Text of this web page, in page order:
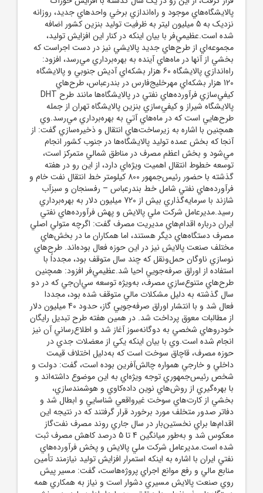
پالايشگاه‌هاي موجود و راه‌اندازي برخي واحد‌هاي جديد، روزانه
نزديک به 5 ميليون ليتر به ظرفيت توليد بنزين کشور اضافه
شده است.عظيمي‌فر با بيان اينکه در کنار اين افزايش توليد،
مجموعه‌اي از طرح‌هاي جديد پالايشي نيز در دست اجراست که
بخشي از آنها در ماه‌هاي آينده به بهره‌برداري مي‌رسد، افزود:
راه‌اندازي پالايشگاه 60 هزار بشکه‌اي آديش جنوبي و پالايشگاه
120 هزار بشکه‌اي مهرخليج‌فارس در بندرعباس، طرح‌هاي
کيفي‌سازي فرآورده‌هاي نفتي در پالايشگاه‌ها مانند طرح DHT
پالايشگاه شيراز و کيفي‌سازي بنزين پالايشگاه تهران از جمله
طرح‌هايي است که در ماه‌هاي آتي به بهره‌برداري مي‌رسد.وي
همچنين با اشاره به زيرساخت‌هاي انتقال و ذخيره‌سازي گفت: از
آنجا که بخش عمده توليد پالايشگاه‌ها در جنوب کشور انجام
مي‌شود و بخش اعظم مصرف در مناطق شمالي متمرکز است،
توسعه خطوط انتقال اهميت ويژه‌اي دارد، از اين رو در هفته
گذشته با حضور رئيس‌جمهور 800 کيلومتر خط انتقال نفت خام و
فرآورده‌هاي نفتي شامل خط بندرعباس – رفسنجان و سبزآب
شازند با سرمايه‌گذاري بيش از 720 ميليون دلار به بهره‌برداري
رسيد.مديرعامل شرکت ملي پالايش و پهش فرآورده‌هاي نفتي
ايران درباره اقدام‌هاي مديريت مصرف گفت: اگرچه متولي اصلي
مصرف دستگاه‌هاي ديگر هستند، اما همکاران ما در بخش‌هاي
مختلف صنعت پالايش نيز در اين حوزه فعال بوده‌اند. طرح‌هاي
نوسازي ناوگان حمل‌ونقل که چند سال متوقف بود، مجدداً با
استفاده از اوراق صرفه‌جويي احيا شد.عظيمي‌فر افزود: همچنين
طرح‌هاي متنوع‌سازي مصرف، به‌ويژه توسعه سي‌ان‌جي که در دو
سال گذشته به دليل مشکلات مالي متوقف شده بود، مجددا
فعال شد و با انتشار اوراق صرفه‌جويي گاز، حدود 40 ميليون دلار
از مطالبات معوق پرداخت شد. در همين هفته طرح تبديل رايگان
خودرو‌هاي شخصي به دوگانه‌سوز آغاز شد و اطلاع‌رساني آن نيز
انجام شده است.وي با بيان اينکه يکي از معضلات جدي در
حوزه مصرف، قاچاق سوخت است که به‌دليل اختلاف قيمت
داخلي و خارجي همواره چالش‌آفرين بوده است، گفت: دولت و
شخص رئيس‌جمهوري توجه ويژه‌اي به اين موضوع داشته‌اند و
با بهره‌گيري از روش‌هاي نوين داده‌کاوي و هوشمندسازي،
بخشي از کارت‌هاي سوخت غيرواقعي شناسايي و ابطال شد و
دفاتر صدور متخلف مورد برخورد قرار گرفتند که در نتيجه اين
اقدام‌ها براي نخستين‌بار در سال جاري روند مصرف نفت‌گاز
معکوس شد و به‌طور ميانگين 4 تا 5 درصد کاهش مصرف ثبت
شده است.مديرعامل شرکت ملي پالايش و پخش فرآورده‌هاي
نفتي ايران با اشاره به اينکه استمرار افزايش توليد نيازمند تأمين
منابع مالي و رفع موانع اجراي پروژه‌هاست، گفت: مسير پيش
روي صنعت پالايش مسيري دشوار است و نياز به همکاري همه